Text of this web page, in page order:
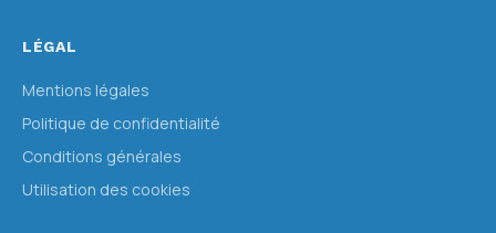
LÉGAL
Mentions légales
Politique de confidentialité
Conditions générales
Utilisation des cookies